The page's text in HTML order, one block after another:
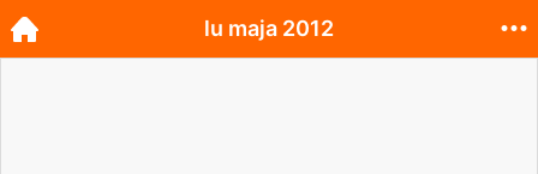
lu maja 2012